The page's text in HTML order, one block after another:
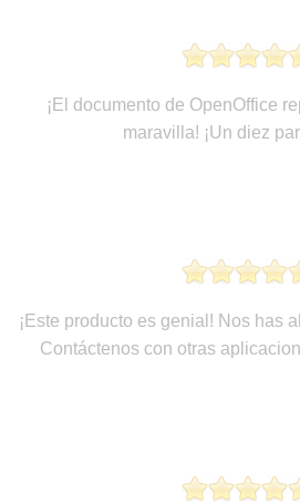
¡El documento de OpenOffice
maravilla! ¡Un diez
¡Este producto es genial! Nos has
Contáctenos con otras